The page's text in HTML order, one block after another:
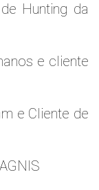
Hunting da
e cliente
e Cliente de